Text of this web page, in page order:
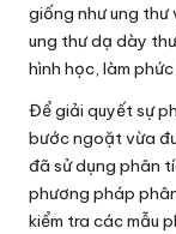
giống như ung thư
ung thư dạ dày
hình học, làm
Để giải quyết sự
bước ngoặt vừa
đã sử dụng phân
phương pháp
kiểm tra các mẫu